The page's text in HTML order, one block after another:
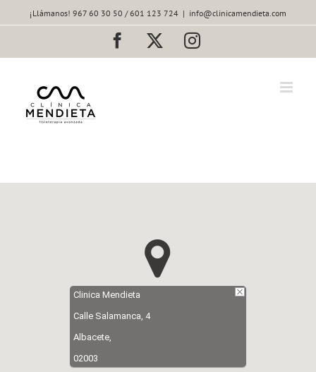
¡Llámanos! 967 60 30 50 / 601 123 724 | info@clinicamendieta.com
Facebook Instagram
Clinica Mendieta
Calle Salamanca, 4
Albacete,
02003